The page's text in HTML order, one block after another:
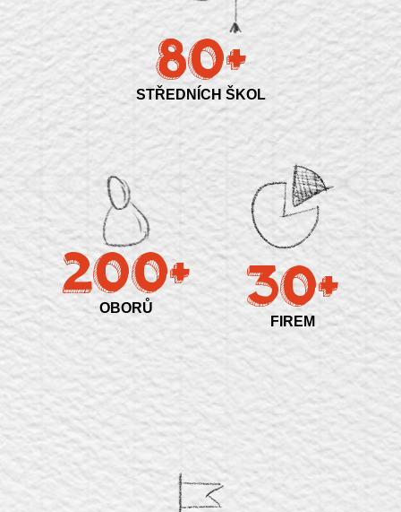
80+
STŘEDNÍCH ŠKOL
200+
OBORŮ 30+
FIREM